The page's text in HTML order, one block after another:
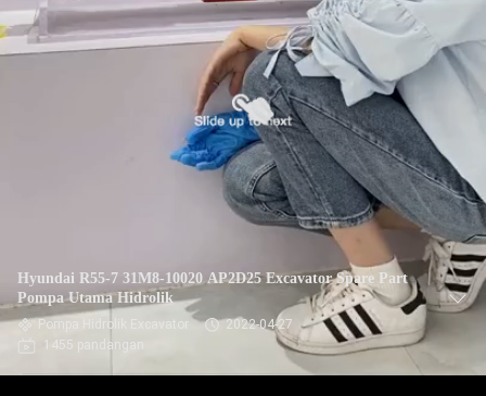
Hyundai R55-7 31M8-10020 AP2D25 Excavator Spare Part
Pompa Utama Hidrolik
Pompa Hidrolik Excavator
2022-04-27
1455 pandangan